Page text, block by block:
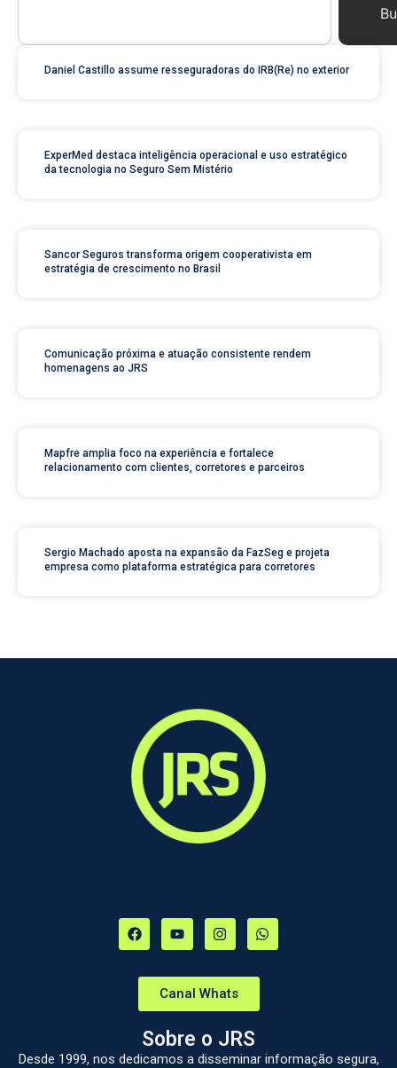
Daniel Castillo assume resseguradoras do IRB(Re) no exterior
ExperMed destaca inteligência operacional e uso estratégico
da tecnologia no Seguro Sem Mistério
Sancor Seguros transforma origem cooperativista em
estratégia de crescimento no Brasil
Comunicação próxima e atuação consistente rendem
homenagens ao JRS
Mapfre amplia foco na experiência e fortalece
relacionamento com clientes, corretores e parceiros
Sergio Machado aposta na expansão da FazSeg e projeta
empresa como plataforma estratégica para corretores
Canal Whats
Sobre o JRS
Desde 1999, nos dedicamos a disseminar informação segura,